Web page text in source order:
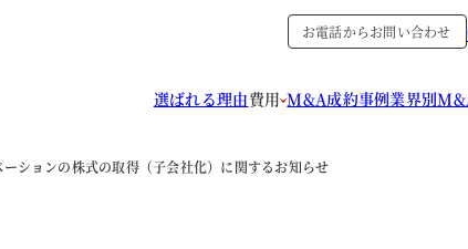
お電話からお問い合わせ
選ばれる理由費用 M&A成約事例業界別
ションの株式の取得（子会社化）に関するお知らせ